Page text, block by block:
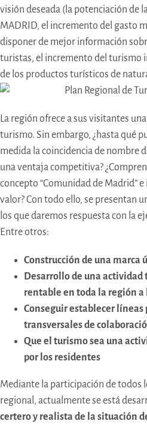
visión deseada (la potenciación de
MADRID, el incremento del gasto
disponer de mejor información
turistas, el incremento del turismo
de los productos turísticos de
La región ofrece a sus visitantes
turismo. Sin embargo, ¿hasta qué
medida la coincidencia de nombre
una ventaja competitiva?
concepto “Comunidad de Madrid”
valor? Con todo ello, se presentan
los que daremos respuesta con la
Entre otros:
Construcción de una marca
Desarrollo de una
rentable en toda la región a
Conseguir establecer
transversales de
Que el turismo sea una
por los residentes
Mediante la participación de todos
regional, actualmente se está
certero y realista de la situación